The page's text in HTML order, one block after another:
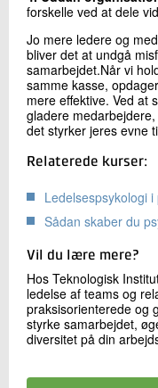
forskelle ved at dele
Jo mere ledere og
bliver det at undgå
samarbejdet.Når vi
samme kasse,
mere effektive. Ved at
gladere
det styrker jeres evne
Relaterede kurser:
Ledelsespsykologi i
Sådan skaber du
Vil du lære mere?
Hos Teknologisk
ledelse af teams og
praksisorienterede og
styrke samarbejdet,
diversitet på din